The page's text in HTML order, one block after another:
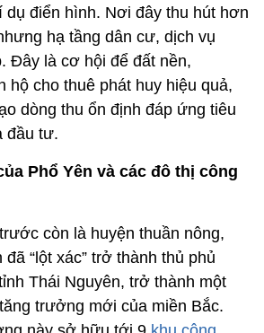
dụ điển hình. Nơi đây thu hút hơn
hạ tầng dân cư, dịch vụ
Đây là cơ hội để đất nền,
hộ cho thuê phát huy hiệu quả,
dòng thu ổn định đáp ứng tiêu
đầu tư.
Phổ Yên và các đô thị công
còn là huyện thuần nông,
“lột xác” trở thành thủ phủ
Thái Nguyên, trở thành một
trưởng mới của miền Bắc.